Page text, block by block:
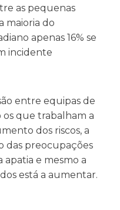
as pequenas
maioria do
apenas 16% se
incidente
entre equipas de
que trabalham a
dos riscos, a
das preocupações
apatia e mesmo a
está a aumentar.